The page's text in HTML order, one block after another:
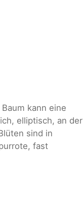
kann eine
elliptisch, an der
sind in
fast